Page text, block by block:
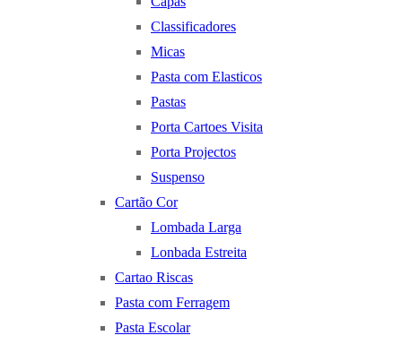
Classificadores
Micas
Pasta com Elasticos
Pastas
Porta Cartoes Visita
Porta Projectos
Suspenso
Cartão Cor
Lombada Larga
Lonbada Estreita
Cartao Riscas
Pasta com Ferragem
Pasta Escolar